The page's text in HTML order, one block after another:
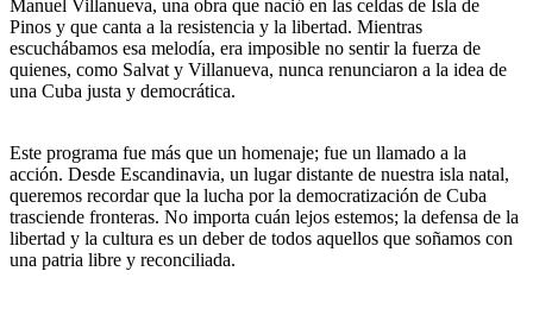
Manuel Villanueva, una obra que nació en las celdas de Isla de
Pinos y que canta a la resistencia y la libertad. Mientras
escuchábamos esa melodía, era imposible no sentir la fuerza de
quienes, como Salvat y Villanueva, nunca renunciaron a la idea de
una Cuba justa y democrática.
Este programa fue más que un homenaje; fue un llamado a la
acción. Desde Escandinavia, un lugar distante de nuestra isla natal,
queremos recordar que la lucha por la democratización de Cuba
trasciende fronteras. No importa cuán lejos estemos; la defensa de la
libertad y la cultura es un deber de todos aquellos que soñamos con
una patria libre y reconciliada.